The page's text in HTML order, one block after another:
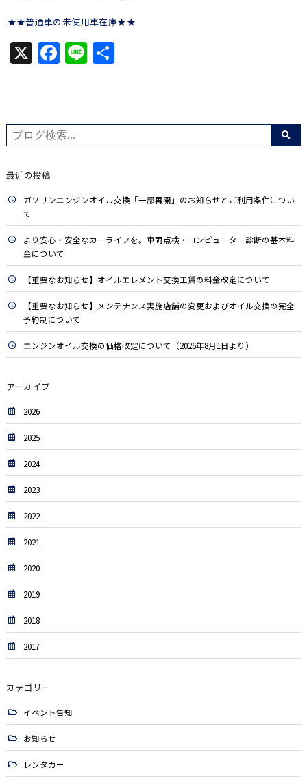
★★普通車の未使用車在庫★★
X Facebook
Line共
最近の投稿
ガソリンエンジンオイル交換「一部再開」のお知らせとご利用条件につい
て
より安心・安全なカーライフを。車両点検・コンピューター診断の基本料
金について
【重要なお知らせ】オイルエレメント交換工賃の料金改定について
【重要なお知らせ】メンテナンス実施店舗の変更およびオイル交換の完全
予約制について
エンジンオイル交換の価格改定について（2026年8月1日より）
アーカイブ
2026
2025
2024
2023
2022
2021
2020
2019
2018
2017
カテゴリー
イベント告知
お知らせ
レンタカー